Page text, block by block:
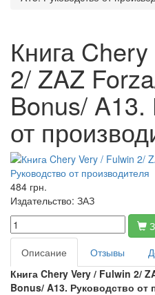
Книга
2/ ZAZ
Bonus/ A13.
от
484 грн.
Издательство: ЗАЗ
Описание
Отзывы
Книга Chery Very / Fulwin 2/
Bonus/ A13. Руководство от